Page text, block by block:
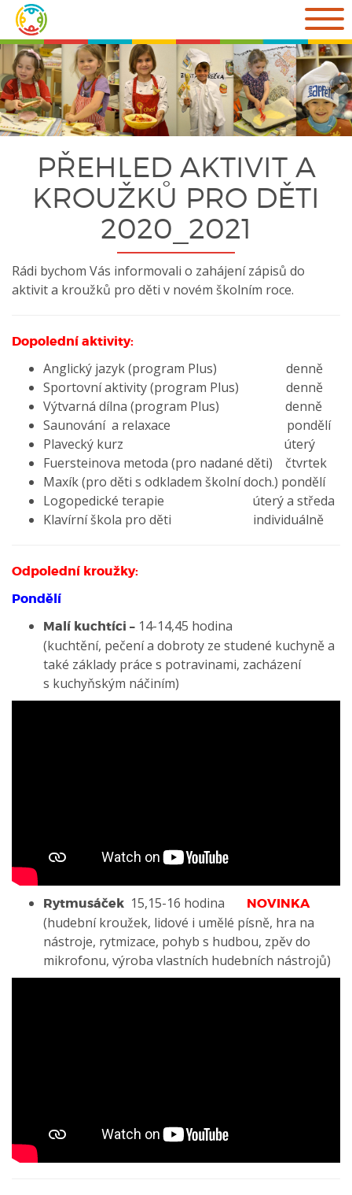
Přejít
obsahu
webu
PŘEHLED AKTIVIT A
KROUŽKŮ PRO DĚTI
2020_2021
Rádi bychom Vás informovali o zahájení zápisů do
aktivit a kroužků pro děti v novém školním roce.
Dopolední aktivity:
Anglický jazyk (program Plus) denně
Sportovní aktivity (program Plus) denně
Výtvarná dílna (program Plus) denně
Saunování a relaxace pondělí
Plavecký kurz úterý
Fuersteinova metoda (pro nadané děti) čtvrtek
Maxík (pro děti s odkladem školní doch.) pondělí
Logopedické terapie úterý a středa
Klavírní škola pro děti individuálně
Odpolední kroužky:
Pondělí
Malí kuchtíci – 14-14,45 hodina
(kuchtění, pečení a dobroty ze studené kuchyně a
také základy práce s potravinami, zacházení
s kuchyňským náčiním)
Rytmusáček 15,15-16 hodina NOVINKA
(hudební kroužek, lidové i umělé písně, hra na
nástroje, rytmizace, pohyb s hudbou, zpěv do
mikrofonu, výroba vlastních hudebních nástrojů)